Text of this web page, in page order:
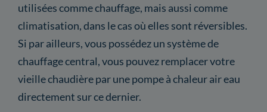
utilisées comme chauffage, mais aussi comme
climatisation, dans le cas où elles sont réversibles.
Si par ailleurs, vous possédez un système de
chauffage central, vous pouvez remplacer votre
vieille chaudière par une pompe à chaleur air eau
directement sur ce dernier.